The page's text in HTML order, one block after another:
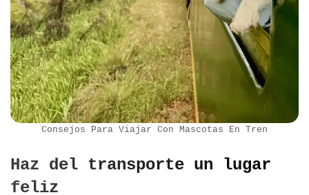
Consejos Para Viajar Con Mascotas En Tren
Haz del transporte un lugar
feliz